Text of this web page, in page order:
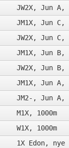
JW2X, Jun A,
JM1X, Jun C,
JW2X, Jun C,
JM1X, Jun B,
JW2X, Jun B,
JM1X, Jun A,
JM2-, Jun A,
M1X, 1000m
W1X, 1000m
1X Edon,